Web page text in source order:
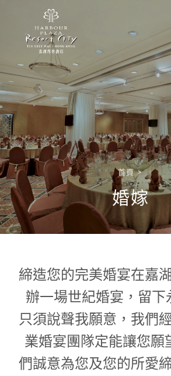
首頁 >
婚嫁
締造您的完美婚宴在嘉
辦一場世紀婚宴，留下
只須說聲我願意，我們
業婚宴團隊定能讓您願
們誠意為您及您的所愛